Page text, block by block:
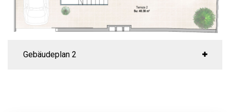
Gebäudeplan 2